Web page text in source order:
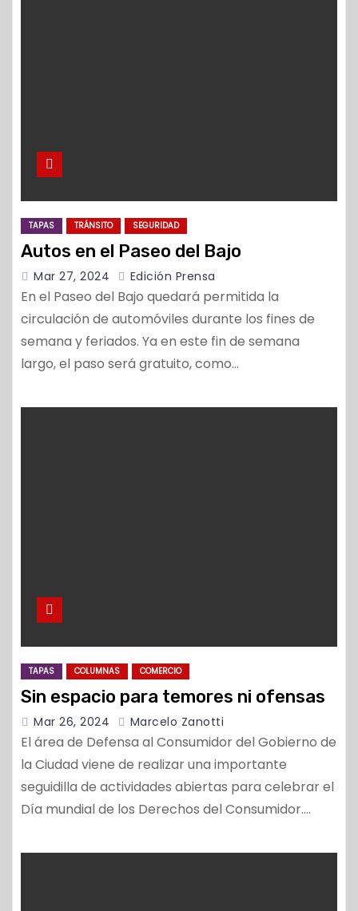
TAPAS TRÁNSITO SEGURIDAD
Autos en el Paseo del Bajo
Mar 27, 2024 Edición Prensa
En el Paseo del Bajo quedará permitida la
circulación de automóviles durante los fines de
semana y feriados. Ya en este fin de semana
largo, el paso será gratuito, como…
TAPAS COLUMNAS COMERCIO
Sin espacio para temores ni ofensas
Mar 26, 2024 Marcelo Zanotti
El área de Defensa al Consumidor del Gobierno de
la Ciudad viene de realizar una importante
seguidilla de actividades abiertas para celebrar el
Día mundial de los Derechos del Consumidor.…